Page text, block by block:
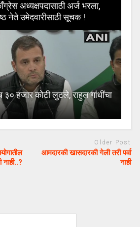
अध्यक्षपदासाठी अर्ज भरला,
नेते उमेदवारीसाठी सूचक !
३० हजार कोटी लुटले, राहुल गांधींचा
Older Post
आमदारकी खासदारकी गेली तरी पर्वा
नाही